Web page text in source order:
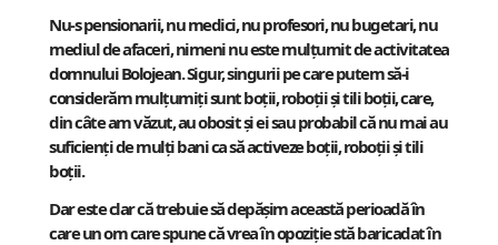
Nu-s pensionarii, nu medici, nu profesori, nu bugetari, nu
mediul de afaceri, nimeni nu este mulțumit de activitatea
domnului Bolojean. Sigur, singurii pe care putem să-i
considerăm mulțumiți sunt boții, roboții și tili boții, care,
din câte am văzut, au obosit și ei sau probabil că nu mai au
suficienți de mulți bani ca să activeze boții, roboții și tili
boții.
Dar este clar că trebuie să depășim această perioadă în
care un om care spune că vrea în opoziție stă baricadat în